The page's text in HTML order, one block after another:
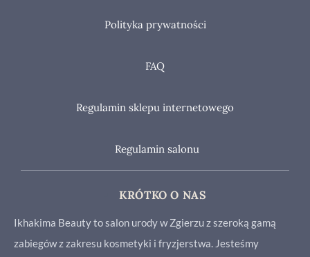
Polityka prywatności
FAQ
Regulamin sklepu internetowego
Regulamin salonu
KRÓTKO O NAS
Ikhakima Beauty to salon urody w Zgierzu z szeroką gamą
zabiegów z zakresu kosmetyki i fryzjerstwa. Jesteśmy